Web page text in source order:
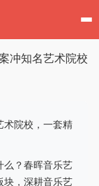
冲知名艺术院校
术院校，一套精
么？春晖音乐艺
块，深耕音乐艺